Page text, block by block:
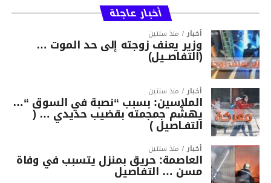
أخبار عاجلة
أخبار منذ سنتين
وزير يعنف زوجته إلى حد الموت …
(التفاصــيل)
أخبار منذ سنتين
الملاسين: بسبب “نصبة في السوق “…
يهشّم جمجمته بقضيب حديدي … (
التفـاصيل )
أخبار منذ سنتين
العاصمة: حريق بمنزل يتسبب في وفاة
مسن … التفاصيل